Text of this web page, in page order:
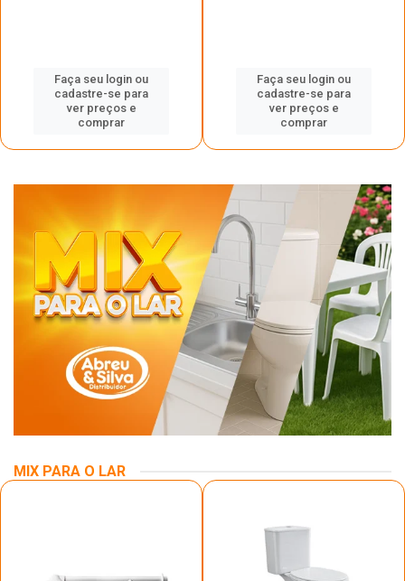
Faça seu login ou
cadastre-se para
ver preços e
comprar
Faça seu login ou
cadastre-se para
ver preços e
comprar
MIX PARA O LAR